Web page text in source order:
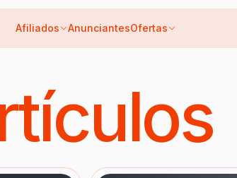
Afiliados AnunciantesOfertas